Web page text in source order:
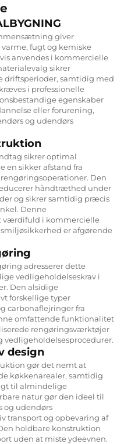
giver
fugt og kemiske
anvendes i kommercielle
sikrer
driftsperioder, samtidig med
i professionelle
egenskaber
eller forurening,
og udendørs
sikrer optimal
en sikker afstand fra
Den
håndtræthed under
og sikrer samtidig præcis
Denne
værdifuld i kommercielle
er afgørende
adresserer dette
vedligeholdelseskrav i
Den alsidige
forskellige typer
carbonaflejringer fra
omfattende funktionalitet
rengøringsværktøjer
vedligeholdelsesprocedurer.
design
gør det nemt at
køkkenarealer, samtidig
til almindelige
natur gør den ideel til
og udendørs
transport og opbevaring af
holdbare konstruktion
uden at miste ydeevnen.